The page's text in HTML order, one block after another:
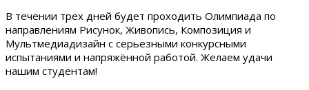
В течении трех дней будет проходить Олимпиада по
направлениям Рисунок, Живопись, Композиция и
Мультмедиадизайн с серьезными конкурсными
испытаниями и напряжённой работой. Желаем удачи
нашим студентам!